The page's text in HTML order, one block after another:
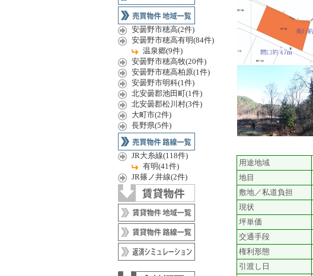
安曇野市穂高(2件)
安曇野市穂高有明(84件)
温泉郷(9件)
安曇野市穂高牧(20件)
安曇野市穂高柏原(1件)
安曇野市明科(1件)
北安曇郡池田町(1件)
北安曇郡松川村(3件)
大町市(2件)
長野県(5件)
JR大糸線(118件)
有明(41件)
JR篠ノ井線(2件)
用途地域
地目
敷地／私道負担
現状
坪単価
交通手段
権利形態
引渡し日